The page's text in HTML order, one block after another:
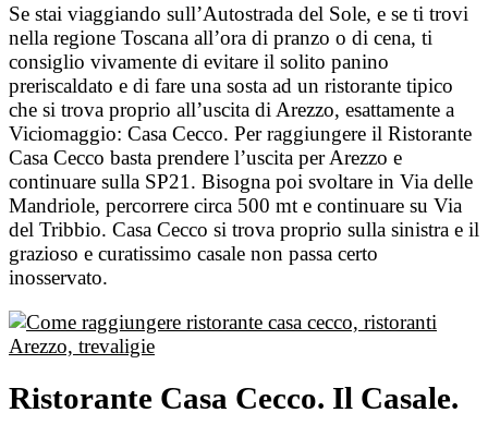
Se stai viaggiando sull’Autostrada del Sole, e se ti trovi
nella regione Toscana all’ora di pranzo o di cena, ti
consiglio vivamente di evitare il solito panino
preriscaldato e di fare una sosta ad un ristorante tipico
che si trova proprio all’uscita di Arezzo, esattamente a
Viciomaggio: Casa Cecco. Per raggiungere il Ristorante
Casa Cecco basta prendere l’uscita per Arezzo e
continuare sulla SP21. Bisogna poi svoltare in Via delle
Mandriole, percorrere circa 500 mt e continuare su Via
del Tribbio. Casa Cecco si trova proprio sulla sinistra e il
grazioso e curatissimo casale non passa certo
inosservato.
Ristorante Casa Cecco. Il Casale.